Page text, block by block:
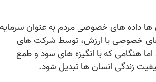
ها داده های خصوصی مردم به عنوان سرمایه
های خصوصی با ارزش، توسط شرکت های
هنگامی که با انگیزه های سود و طمع
زندگی انسان ها تبدیل شود.